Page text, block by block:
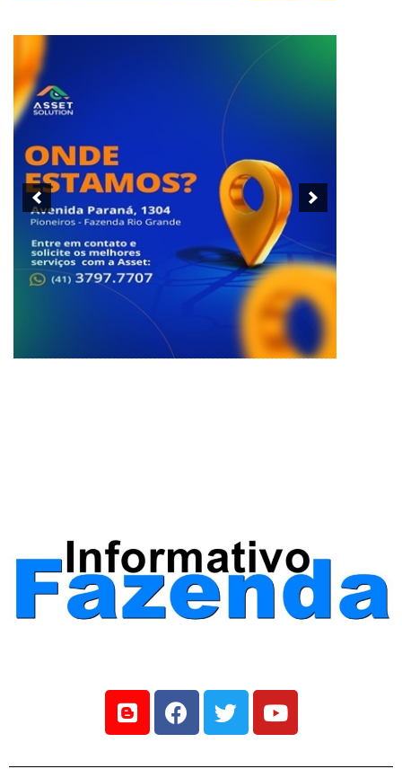
do hospital
UNCATEGORIZED
21 de maio, 2020
4 minutos de leitura
Por Esleif Martins ás 04h15